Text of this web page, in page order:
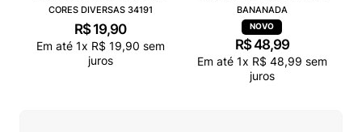
CORES DIVERSAS 34191
R$ 19,90
Em até 1x R$ 19,90 sem
juros
BANANADA
R$48,99
Em até 1x R$ 48,99 sem
juros